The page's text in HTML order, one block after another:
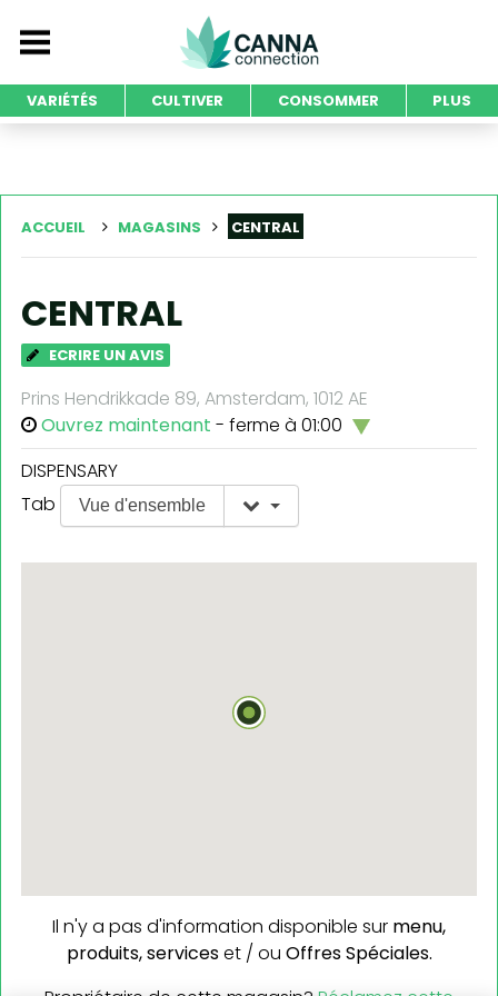
VARIÉTÉS CULTIVER CONSOMMER PLUS
ACCUEIL MAGASINS CENTRAL
CENTRAL
ECRIRE UN AVIS
Prins Hendrikkade 89, Amsterdam, 1012 AE
Ouvrez maintenant - ferme à 01:00
DISPENSARY
Tab
Vue d'ensemble
Il n'y a pas d'information disponible sur menu,
produits,serviceset / ou Offres Spéciales.